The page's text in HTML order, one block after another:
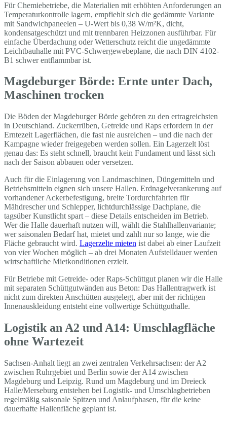
Für Chemiebetriebe, die Materialien mit erhöhten Anforderungen an
Temperaturkontrolle lagern, empfiehlt sich die gedämmte Variante
mit Sandwichpaneelen – U-Wert bis 0,38 W/m²K, dicht,
kondensatgeschützt und mit trennbaren Heizzonen ausführbar. Für
einfache Überdachung oder Wetterschutz reicht die ungedämmte
Leichtbauhalle mit PVC-Schwergewebeplane, die nach DIN 4102-
B1 schwer entflammbar ist.
Magdeburger Börde: Ernte unter Dach,
Maschinen trocken
Die Böden der Magdeburger Börde gehören zu den ertragreichsten
in Deutschland. Zuckerrüben, Getreide und Raps erfordern in der
Erntezeit Lagerflächen, die fast nie ausreichen – und die nach der
Kampagne wieder freigegeben werden sollen. Ein Lagerzelt löst
genau das: Es steht schnell, braucht kein Fundament und lässt sich
nach der Saison abbauen oder versetzen.
Auch für die Einlagerung von Landmaschinen, Düngemitteln und
Betriebsmitteln eignen sich unsere Hallen. Erdnagelverankerung auf
vorhandener Ackerbefestigung, breite Tordurchfahrten für
Mähdrescher und Schlepper, lichtdurchlässige Dachplane, die
tagsüber Kunstlicht spart – diese Details entscheiden im Betrieb.
Wer die Halle dauerhaft nutzen will, wählt die Stahlhallenvariante;
wer saisonalen Bedarf hat, mietet und zahlt nur so lange, wie die
Fläche gebraucht wird. Lagerzelte mieten ist dabei ab einer Laufzeit
von vier Wochen möglich – ab drei Monaten Aufstelldauer werden
wirtschaftliche Mietkonditionen erzielt.
Für Betriebe mit Getreide- oder Raps-Schüttgut planen wir die Halle
mit separaten Schüttgutwänden aus Beton: Das Hallentragwerk ist
nicht zum direkten Anschütten ausgelegt, aber mit der richtigen
Innenauskleidung entsteht eine vollwertige Schüttguthalle.
Logistik an A2 und A14: Umschlagfläche
ohne Wartezeit
Sachsen-Anhalt liegt an zwei zentralen Verkehrsachsen: der A2
zwischen Ruhrgebiet und Berlin sowie der A14 zwischen
Magdeburg und Leipzig. Rund um Magdeburg und im Dreieck
Halle/Merseburg entstehen bei Logistik- und Umschlagbetrieben
regelmäßig saisonale Spitzen und Anlaufphasen, für die keine
dauerhafte Hallenfläche geplant ist.